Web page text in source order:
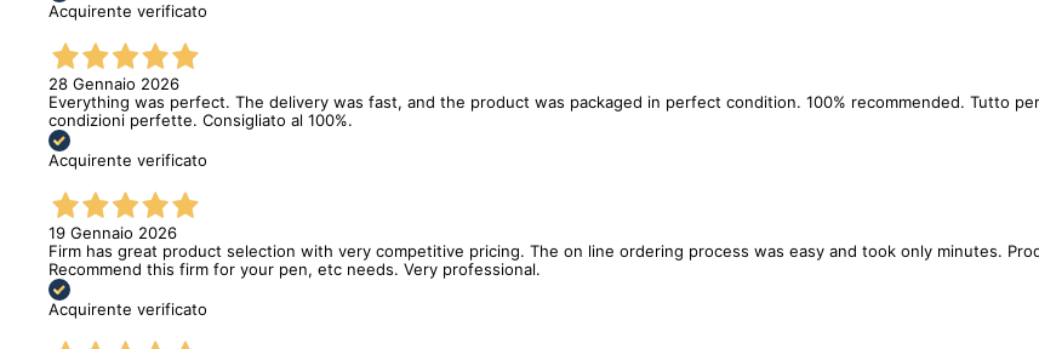
Acquirente verificato
28 Gennaio 2026
Everything was perfect. The delivery was fast, and the product was packaged in perfect condition. 100% recommended. Tutto
condizioni perfette. Consigliato al 100%.
Acquirente verificato
19 Gennaio 2026
Firm has great product selection with very competitive pricing. The on line ordering process was easy and took only minutes.
Recommend this firm for your pen, etc needs. Very professional.
Acquirente verificato